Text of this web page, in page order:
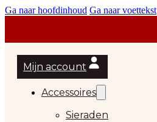
Ga naar hoofdinhoud Ga naar voettekst
Mijn account
Accessoires
Sieraden